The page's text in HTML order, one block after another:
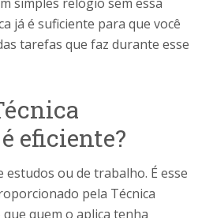
simples relógio sem essa
já é suficiente para que você
tarefas que faz durante esse
eficiente?
ou de trabalho. É esse
pela Técnica
quem o aplica tenha